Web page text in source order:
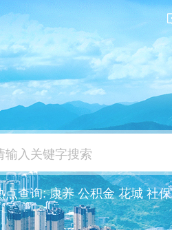
点查询:康养 公积金 花城 社保